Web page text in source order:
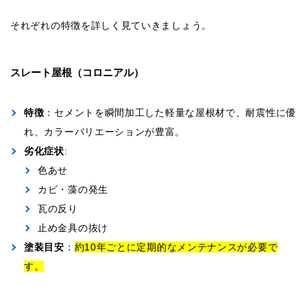
それぞれの特徴を詳しく見ていきましょう。
スレート屋根（コロニアル）
特徴 ：セメントを瞬間加工した軽量な屋根材で、耐震性に優
れ、カラーバリエーションが豊富。
劣化症状:
色あせ
カビ・藻の発生
瓦の反り
止め金具の抜け
塗装目安 ： 約10年ごとに定期的なメンテナンスが必要で
す。